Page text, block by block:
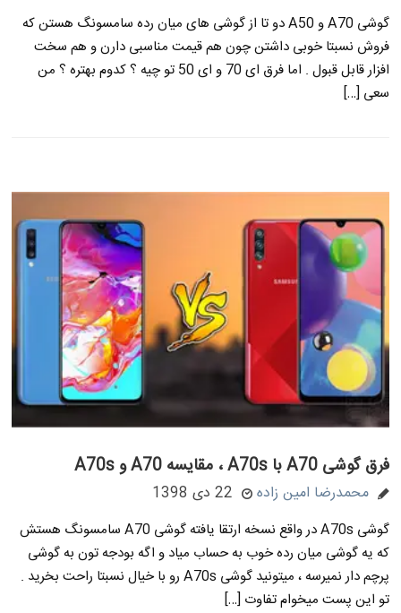
گوشی A70 و A50 دو تا از گوشی های میان رده سامسونگ هستن که
فروش نسبتا خوبی داشتن چون هم قیمت مناسبی دارن و هم سخت
افزار قابل قبول . اما فرق ای 70 و ای 50 تو چیه ؟ کدوم بهتره ؟ من
سعی […]
فرق گوشی A70 با A70s ، مقایسه A70 و A70s
محمدرضا امین زاده 22 دی 1398
گوشی A70s در واقع نسخه ارتقا یافته گوشی A70 سامسونگ هستش
که یه گوشی میان رده خوب به حساب میاد و اگه بودجه تون به گوشی
پرچم دار نمیرسه ، میتونید گوشی A70s رو با خیال نسبتا راحت بخرید .
تو این پست میخوام تفاوت […]